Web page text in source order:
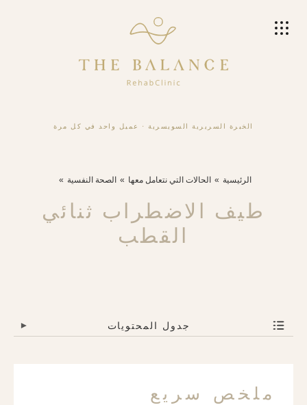
الخبرة السريرية السويسرية · عميل واحد في كل مرة
الرئيسية الحالات التي نتعامل معها الصحة النفسية
طيف الاضطراب ثنائي
القطب
جدول المحتويات ▾
ملخص سريع